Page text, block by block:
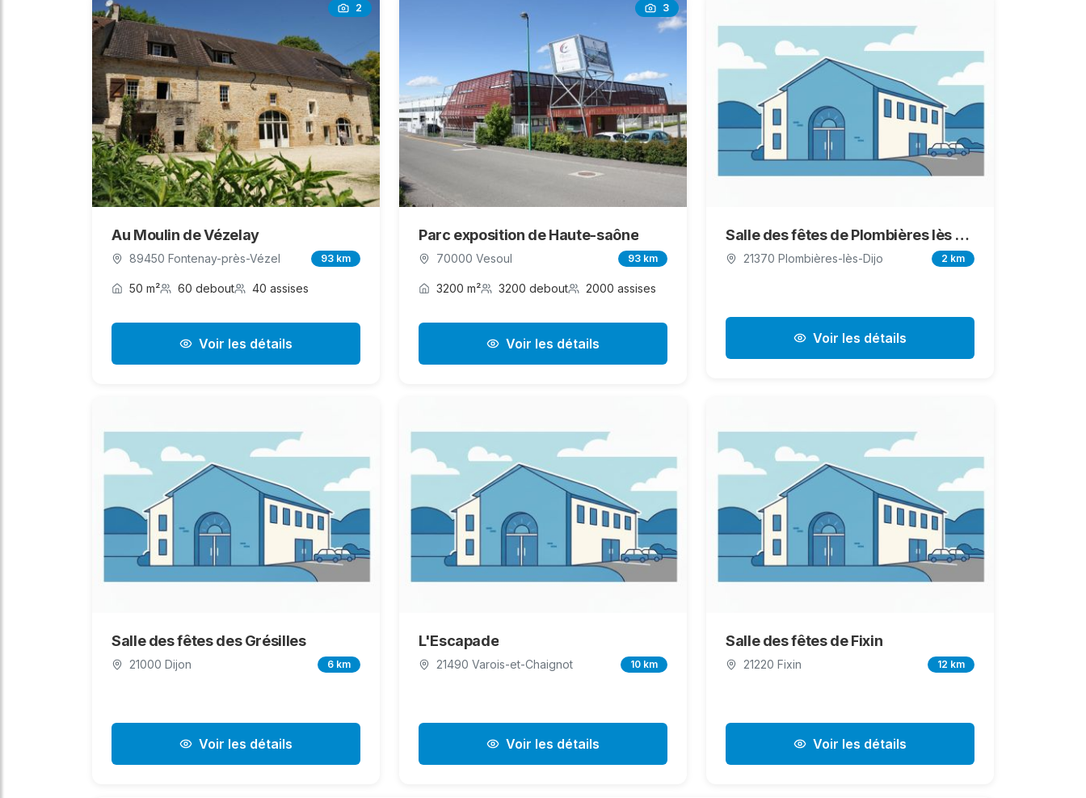
2
Au Moulin de Vézelay
89450 Fontenay-près-Vézel 93 km
50 m² 60 debout 40 assises
Voir les détails
3
Parc exposition de Haute-saône
70000 Vesoul 93 km
3200 m² 3200 debout 2000 assises
Voir les détails
Salle des fêtes de Plombières lès Dijon
21370 Plombières-lès-Dijo 2 km
Voir les détails
Salle des fêtes des Grésilles
21000 Dijon 6 km
Voir les détails
L'Escapade
21490 Varois-et-Chaignot 10 km
Voir les détails
Salle des fêtes de Fixin
21220 Fixin 12 km
Voir les détails